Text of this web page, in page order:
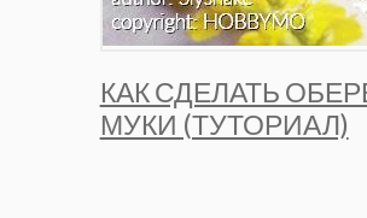
КАК СДЕЛАТЬ
МУКИ (ТУТОРИАЛ)